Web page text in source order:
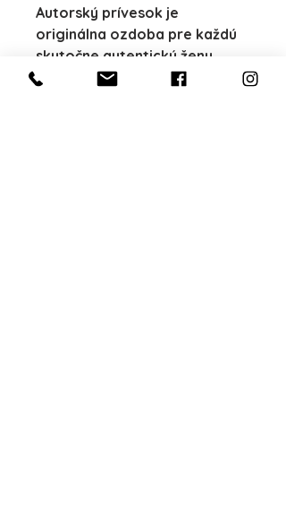
Autorský prívesok je
originálna ozdoba pre každú
skutočne autentickú ženu.
Je neprehliadnuteľný a žena,